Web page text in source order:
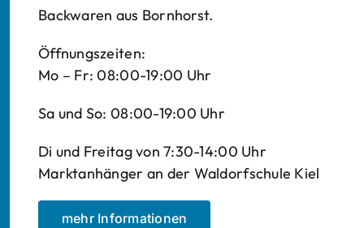
Backwaren aus Bornhorst.
Öffnungszeiten:
Mo – Fr: 08:00-19:00 Uhr
Sa und So: 08:00-19:00 Uhr
Di und Freitag von 7:30-14:00 Uhr
Marktanhänger an der Waldorfschule Kiel
mehr Informationen